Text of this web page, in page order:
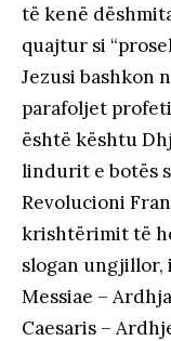
të kenë
quajtur si
Jezusi bashkon
parafoljet
është kështu
lindurit e botës
Revolucioni
krishtërimit të
slogan
Messiae –
Caesaris –